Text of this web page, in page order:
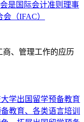
是国际会计准则理事
（IFAC）
、管理工作的应历
学出国留学预备教育
教育、各类语言培训